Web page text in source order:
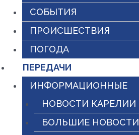
СОБЫТИЯ
ПРОИСШЕСТВИЯ
ПОГОДА
ПЕРЕДАЧИ
ИНФОРМАЦИОННЫЕ
НОВОСТИ КАРЕЛИИ
БОЛЬШИЕ НОВОСТИ